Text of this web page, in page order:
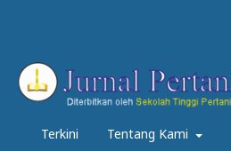
Terkini Tentang Kami